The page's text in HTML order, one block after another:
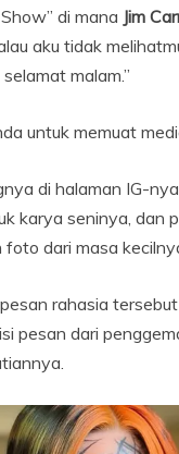
di mana Jim
aku tidak
malam.”
untuk memuat
di halaman IG-
karya seninya, dan
foto dari masa
rahasia
pesan dari